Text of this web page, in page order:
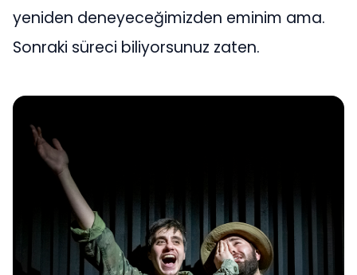
yeniden deneyeceğimizden eminim ama.
Sonraki süreci biliyorsunuz zaten.